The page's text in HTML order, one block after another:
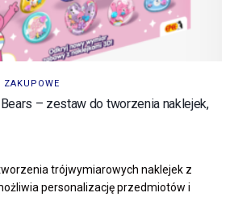
– zestaw do tworzenia naklejek,
trójwymiarowych naklejek z
personalizację przedmiotów i